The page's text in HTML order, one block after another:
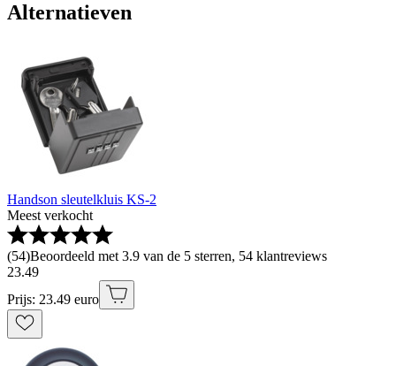
Alternatieven
Handson sleutelkluis KS-2
Meest verkocht
(54)Beoordeeld met 3.9 van de 5 sterren, 54 klantreviews
23.49
Prijs: 23.49 euro